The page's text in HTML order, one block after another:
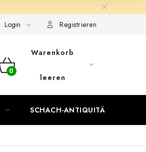
Login
Registrieren
WARENKORB
Warenkorb
leeren
SCHACH-ANTIQUITÄTENLADEN